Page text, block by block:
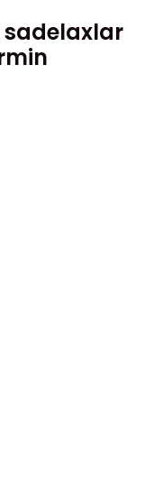
sadelaxlar